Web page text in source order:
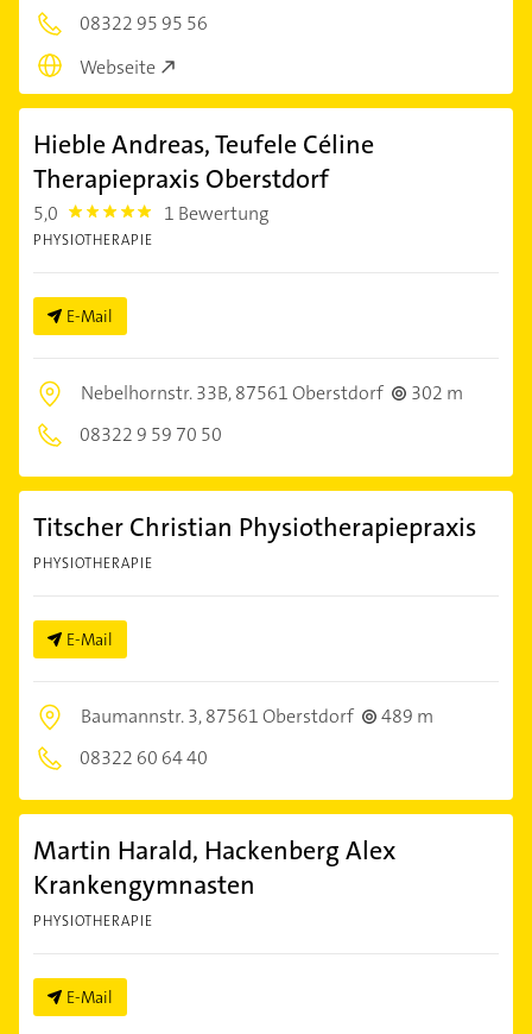
08322 95 95 56
Webseite
Hieble Andreas, Teufele Céline
Therapiepraxis Oberstdorf
5,0 5.0 1 Bewertung
PHYSIOTHERAPIE
E-Mail
Nebelhornstr. 33B,87561 Oberstdorf
302 m
08322 9 59 70 50
Titscher Christian Physiotherapiepraxis
PHYSIOTHERAPIE
E-Mail
Baumannstr. 3,87561 Oberstdorf
489 m
08322 60 64 40
Martin Harald, Hackenberg Alex
Krankengymnasten
PHYSIOTHERAPIE
E-Mail